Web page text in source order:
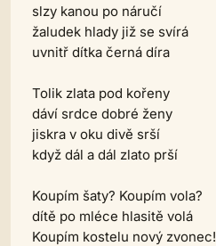
slzy kanou po náručí
žaludek hlady již se svírá
uvnitř dítka černá díra
Tolik zlata pod kořeny
dáví srdce dobré ženy
jiskra v oku divě srší
když dál a dál zlato prší
Koupím šaty? Koupím vola?
dítě po mléce hlasitě volá
Koupím kostelu nový zvonec!